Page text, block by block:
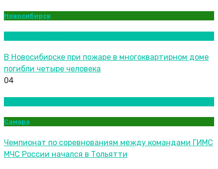
Новосибирск
В Новосибирске при пожаре в многоквартирном доме
погибли четыре человека
04
Самара
Чемпионат по соревнованиям между командами ГИМС
МЧС России начался в Тольятти